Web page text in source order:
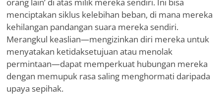
orang lain’ di atas milik mereka sendiri. Ini bisa
menciptakan siklus kelebihan beban, di mana mereka
kehilangan pandangan suara mereka sendiri.
Merangkul keaslian—mengizinkan diri mereka untuk
menyatakan ketidaksetujuan atau menolak
permintaan—dapat memperkuat hubungan mereka
dengan memupuk rasa saling menghormati daripada
upaya sepihak.